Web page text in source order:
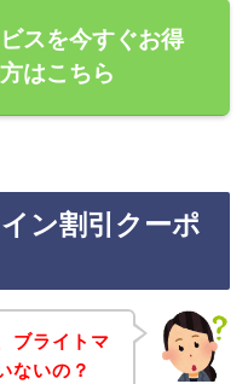
スを今すぐお得
はこちら
ン割引クーポ
ブライトマ
ないの？